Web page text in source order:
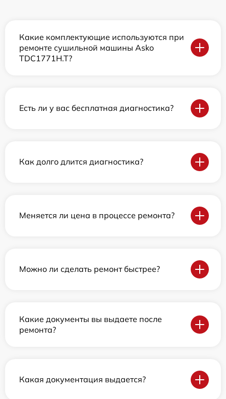
Какие комплектующие используются при
ремонте сушильной машины Asko
TDC1771H.T?
Есть ли у вас бесплатная диагностика?
Как долго длится диагностика?
Меняется ли цена в процессе ремонта?
Можно ли сделать ремонт быстрее?
Какие документы вы выдаете после
ремонта?
Какая документация выдается?